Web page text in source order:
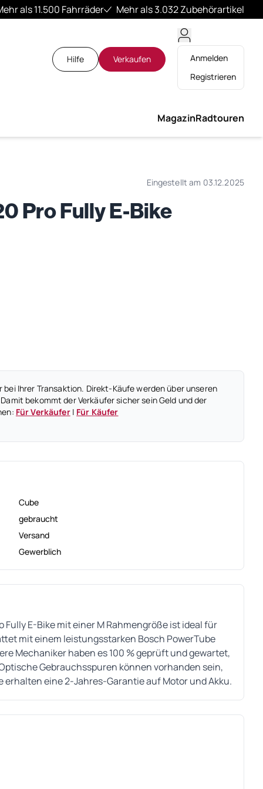
als 11.500 Fahrräder Mehr als 3.032 Zubehörartikel
Hilfe Verkaufen
Anmelden
Registrieren
MagazinRadtouren
Eingestellt am 03.12.2025
Pro Fully E-Bike
Ihrer Transaktion. Direkt-Käufe werden über unseren
bekommt der Verkäufer sicher sein Geld und der
Für Verkäufer| Für Käufer
Cube
gebraucht
Versand
Gewerblich
Fully E-Bike mit einer M Rahmengröße ist ideal für
mit einem leistungsstarken Bosch PowerTube
Mechaniker haben es 100 % geprüft und gewartet,
Gebrauchsspuren können vorhanden sein,
eine 2-Jahres-Garantie auf Motor und Akku.